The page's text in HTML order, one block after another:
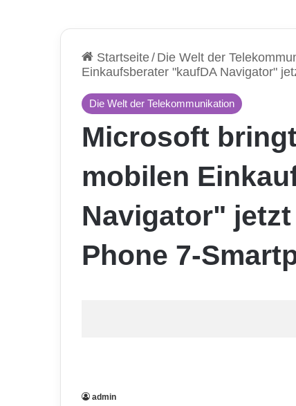
Startseite/ Die Welt der
Einkaufsberater "kaufDA Navigator"
Die Welt der Telekommunikation
Microsoft
mobilen
Navigator"
Phone 7-
admin